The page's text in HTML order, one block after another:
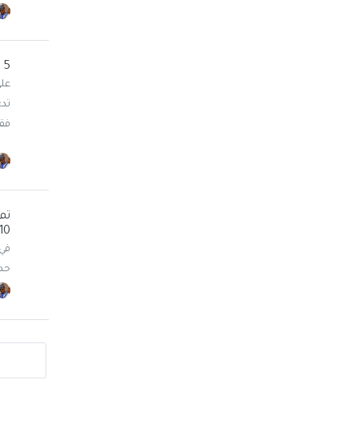
5 طرق لتحويل NTFS إلى FAT32 دون فقد البيانات